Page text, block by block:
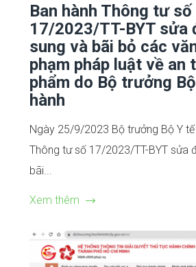
Ban hành Thông tư số
17/2023/TT-BYT sửa
sung và bãi bỏ các
phạm pháp luật về an
phẩm do Bộ trưởng
hành
Ngày 25/9/2023 Bộ trưởng Bộ Y
Thông tư số 17/2023/TT-BYT sửa
bãi...
Xem thêm